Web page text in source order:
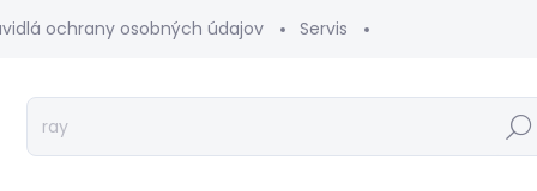
ochrany osobných údajov Servis
Hľadať